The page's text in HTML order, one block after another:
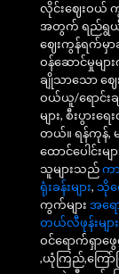
လိုင်းဈေးဝယ် ကွ
အတွက် ရည်ရွယ်တ
ဈေးကွန်ရက်မှာ
ဝန်ဆောင်မှုမျ
ချိုသာသော ဈေ
ဝယ်ယူ/ရောင်းခ
များ, စီးပွားရ
တယ်။ ရန်ကုန်, မ
ထောင်ပေါင်း
သူများသည်ကာ
ရုံးခန်းများ, သိုလှ
ကွက်များ အရေ
တယ်လီဖုန်းများ
ဝင်ရောက်ရှာဖွ
,ယုံကြည်,ကြော်က